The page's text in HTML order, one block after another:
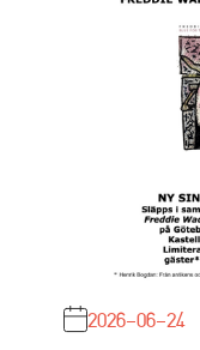
2026-06-24